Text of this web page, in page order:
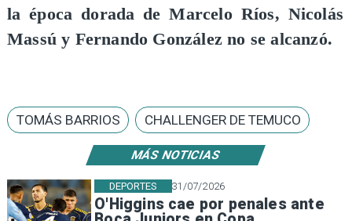
MÁS NOTICIAS
31/07/2026
O'Higgins cae por penales ante
DEPORTES
la época dorada de Marcelo Ríos, Nicolás
Massú y Fernando González no se alcanzó.
TOMÁS BARRIOS CHALLENGER DE TEMUCO